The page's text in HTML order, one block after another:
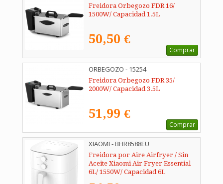
Freidora Orbegozo FDR 16/
1500W/ Capacidad 1.5L
50,50 €
Comprar
ORBEGOZO - 15254
Freidora Orbegozo FDR 35/
2000W/ Capacidad 3.5L
51,99 €
Comprar
XIAOMI - BHR8588EU
Freidora por Aire Airfryer / Sin
Aceite Xiaomi Air Fryer Essential
6L/ 1550W/ Capacidad 6L